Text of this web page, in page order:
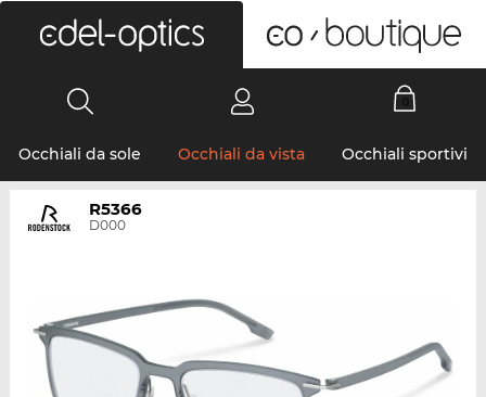
Occhiali da sole Occhiali da vista Occhiali sportivi
R5366
D000